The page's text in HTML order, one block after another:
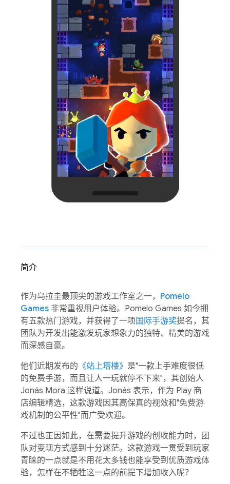
简介
作为乌拉圭最顶尖的游戏工作室之一， Pomelo
Games 非常重视用户体验。Pomelo Games 如今拥
有五款热门游戏，并获得了一项国际手游奖提名，其
团队为开发出能激发玩家想象力的独特、精美的游戏
而深感自豪。
他们近期发布的 《站上塔楼》 是"一款上手难度很低
的免费手游，而且让人一玩就停不下来"，其创始人
Jonás Mora 这样说道。Jonás 表示，作为 Play 商
店编辑精选，这款游戏因其高保真的视效和"免费游
戏机制的公平性"而广受欢迎。
不过也正因如此，在需要提升游戏的创收能力时，团
队对变现方式感到十分迷茫。这款游戏一贯受到玩家
青睐的一点就是不用花太多钱也能享受到优质游戏体
验，怎样在不牺牲这一点的前提下增加收入呢？